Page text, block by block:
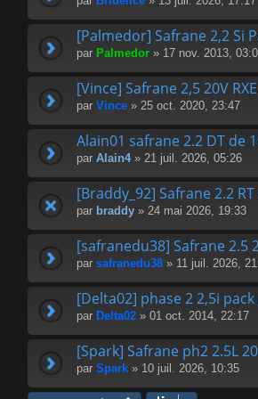
[Palmedor] Safrane 2,2 Si
par Palmedor » 17 nov. 2013,
[Vince] Safrane 2,5 20V
par Vince » 25 oct. 2020, 23:47
Alain01 safrane 2.2 DT de
par Alain4» 21 juil. 2026, 05:26
[Braddy_92] Safrane 2.2
par braddy » 24 mai 2026, 19:33
[safranedu38] Safrane 2.5
par safranedu38 » 11 juil. 2026,
[Delta02] phase 2 2,5i
par Delta02 » 01 oct. 2014, 22:17
[Spark] Safrane ph2 2.5L
par Spark » 10 juil. 2026, 10:35